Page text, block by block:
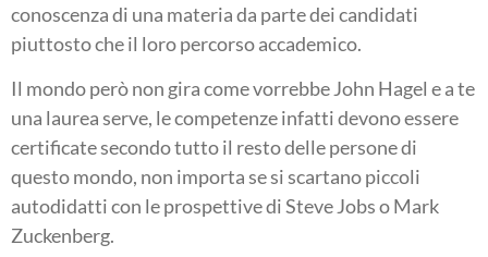
conoscenza di una materia da parte dei candidati
piuttosto che il loro percorso accademico.
Il mondo però non gira come vorrebbe John Hagel e a te
una laurea serve, le competenze infatti devono essere
certificate secondo tutto il resto delle persone di
questo mondo, non importa se si scartano piccoli
autodidatti con le prospettive di Steve Jobs o Mark
Zuckenberg.